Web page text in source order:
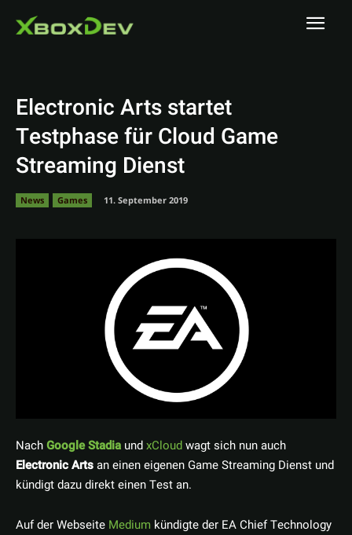
Electronic Arts startet
Testphase für Cloud Game
Streaming Dienst
News Games 11. September 2019
NachGoogle Stadia undxCloudwagt sich nun auch
Electronic Artsan einen eigenen Game Streaming Dienst und
kündigt dazu direkt einen Test an.
Auf der Webseite Medium kündigte der EA Chief Technology